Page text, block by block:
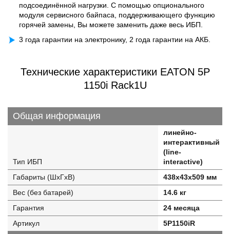
подсоединённой нагрузки. С помощью опционального
модуля сервисного байпаса, поддерживающего функцию
горячей замены, Вы можете заменить даже весь ИБП.
3 года гарантии на электронику, 2 года гарантии на АКБ.
Технические характеристики EATON 5P
1150i Rack1U
Общая информация
Тип ИБП
линейно-
интерактивный
(line-
interactive)
Габариты (ШхГхВ)
438x43x509 мм
Вес (без батарей)
14.6 кг
Гарантия
24 месяца
Артикул
5P1150iR